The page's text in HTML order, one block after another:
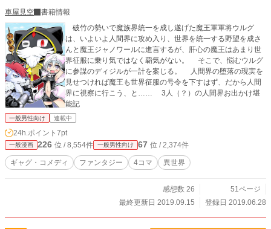
車屋見空
書籍情報
破竹の勢いで魔族界統一を成し遂げた魔王軍軍将ウルグ
は、いよいよ人間界に攻め入り、世界を統一する野望を成さ
んと魔王ジャノワールに進言するが、肝心の魔王はあまり世
界征服に乗り気ではなく覇気がない。 そこで、悩むウルグ
に参謀のディジルが一計を案じる。 人間界の堕落の現実を
見せつければ魔王も世界征服の号令を下すはず、だから人間
界に視察に行こう、と…… 3人（？）の人間界お出かけ堪
能記
一般男性向け 連載中
24h.ポイント 7pt
一般漫画 226 位 / 8,554件 一般男性向け 67 位 / 2,374件
ギャグ・コメディ ファンタジー 4コマ 異世界
感想数 26
51ページ
最終更新日 2019.09.15
登録日 2019.06.28